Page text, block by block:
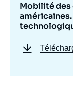
Mobilité